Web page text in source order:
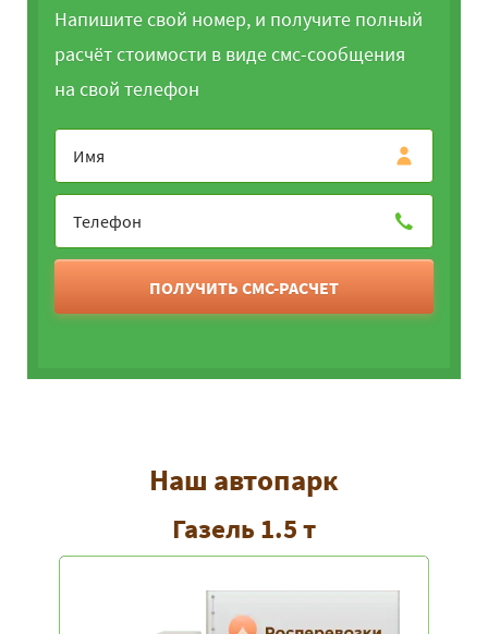
Напишите свой номер, и получите полный
расчёт стоимости в виде смс-сообщения
на свой телефон
ПОЛУЧИТЬ СМС-РАСЧЕТ
Наш автопарк
Газель 1.5 т